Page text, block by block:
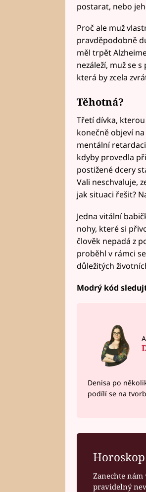
postarat, nebo
Proč ale muž
pravděpodobně
měl trpět
nezáleží, muž se
která by zcela
Těhotná?
Třetí dívka,
konečně objeví
mentální
kdyby provedla
postižené dcery
Vali neschvaluje,
jak situaci řešit?
Jedna vitální
nohy, které si
člověk nepadá z
proběhl v rámci
důležitých
Modrý kód
Denisa po
podílí se na
Zanechte
pravidelný